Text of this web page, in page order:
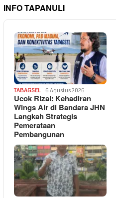
INFO TAPANULI
TABAGSEL 6 Agustus 2026
Ucok Rizal: Kehadiran
Wings Air di Bandara JHN
Langkah Strategis
Pemerataan
Pembangunan